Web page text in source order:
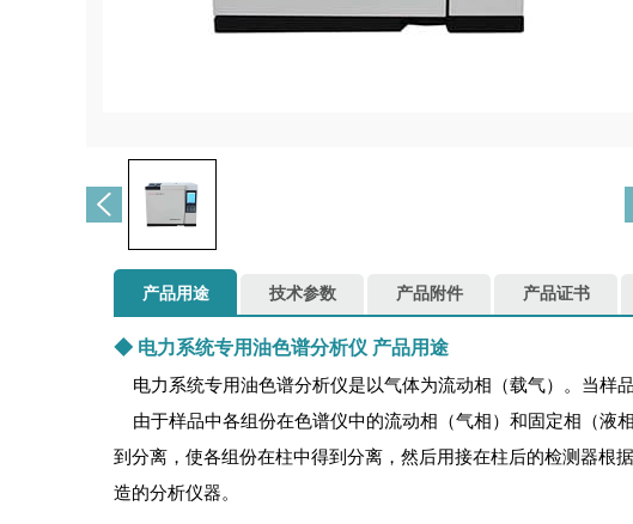
产品用途 技术参数 产品附件 产品证书
◆ 电力系统专用油色谱分析仪 产品用途
电力系统专用油色谱分析仪是以气体为流动相（载气）。当样
由于样品中各组份在色谱仪中的流动相（气相）和固定相（液
到分离，使各组份在柱中得到分离，然后用接在柱后的检测器根
造的分析仪器。